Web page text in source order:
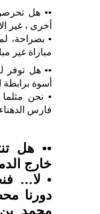
•• هل
أخرى ، غير
• بصراحة،
مباراة غير
•• هل توفر
أسوة
• نحن
فارس
•• هل
خارج
• لا…
دورنا
محمد